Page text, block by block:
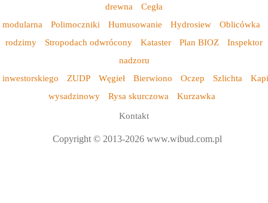
drewna
Cegła
modularna
Polimoczniki Humusowanie Hydrosiew
Oblicówka
rodzimy
Stropodach odwrócony Kataster Plan BIOZ
Inspektor
nadzoru
inwestorskiego
ZUDP Węgieł Bierwiono Oczep Szlichta
wysadzinowy
Rysa skurczowa
Kurzawka
Kontakt
Copyright © 2013-2026 www.wibud.com.pl